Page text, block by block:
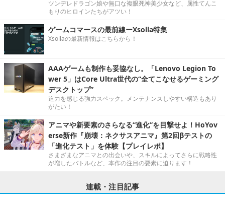
ツンデレドラゴン娘や無口な複眼死神美少女など、属性てんこ
もりのヒロインたちがアツい！
ゲームコマースの最前線ーXsolla特集
Xsollaの最新情報はこちらから！
AAAゲームも制作も妥協なし。「Lenovo Legion To
wer 5」はCore Ultra世代の“全てこなせるゲーミング
デスクトップ”
迫力を感じる強力スペック。メンテナンスしやすい構造もあり
がたい！
アニマや新要素のさらなる“進化”を目撃せよ！HoYov
erse新作『崩壊：ネクサスアニマ』第2回βテストの
「進化テスト」を体験【プレイレポ】
さまざまなアニマとの出会いや、スキルによってさらに戦略性
が増したバトルなど、本作の注目の要素に迫ります！
連載・注目記事